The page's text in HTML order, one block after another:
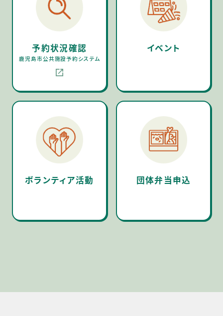
予約状況確認
鹿児島市公共施設予約システム
イベント
ボランティア活動 団体弁当申込